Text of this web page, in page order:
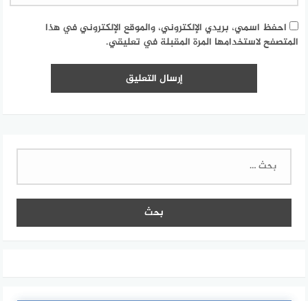
احفظ اسمي، بريدي الإلكتروني، والموقع الإلكتروني في هذا
المتصفح لاستخدامها المرة المقبلة في تعليقي.
البحث